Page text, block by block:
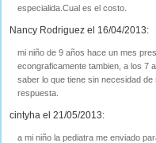
especialida.Cual es el costo.
Nancy Rodriguez el 16/04/2013:
mi niño de 9 años hace un mes
econgraficamente tambien, a los 7
saber lo que tiene sin necesidad
respuesta.
cintyha el 21/05/2013:
a mi niño la pediatra me enviado